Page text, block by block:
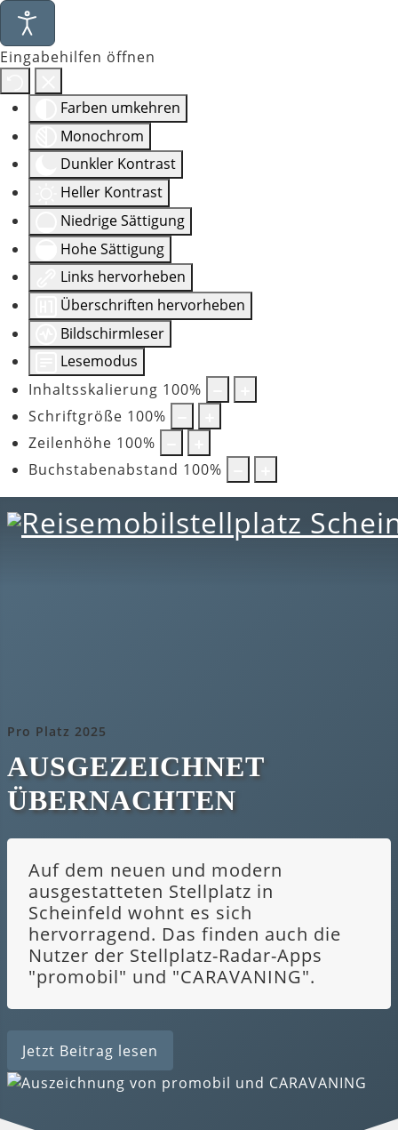
Eingabehilfen öffnen
Farben umkehren
Monochrom
Dunkler Kontrast
Heller Kontrast
Niedrige Sättigung
Hohe Sättigung
Links hervorheben
Überschriften hervorheben
Bildschirmleser
Lesemodus
Inhaltsskalierung 100%
Schriftgröße 100%
Zeilenhöhe 100%
Buchstabenabstand 100%
Pro Platz 2025
AUSGEZEICHNET
ÜBERNACHTEN
Auf dem neuen und modern
ausgestatteten Stellplatz in
Scheinfeld wohnt es sich
hervorragend. Das finden auch die
Nutzer der Stellplatz-Radar-Apps
"promobil" und "CARAVANING".
Jetzt Beitrag lesen